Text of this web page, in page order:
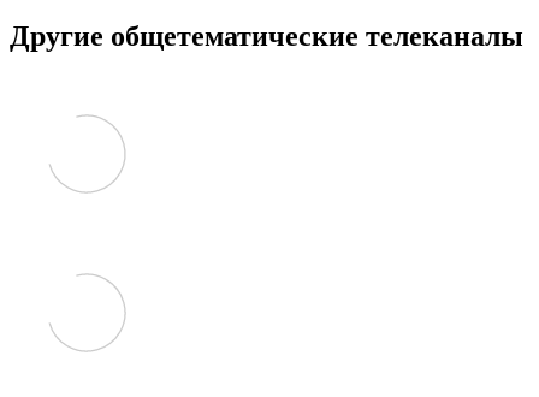
Другие общетематические телеканалы